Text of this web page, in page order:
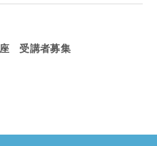
座 受講者募集